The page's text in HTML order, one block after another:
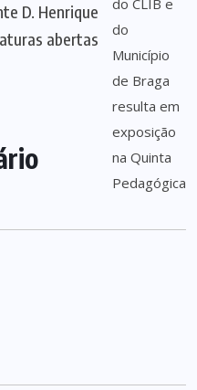
D. Henrique
abertas